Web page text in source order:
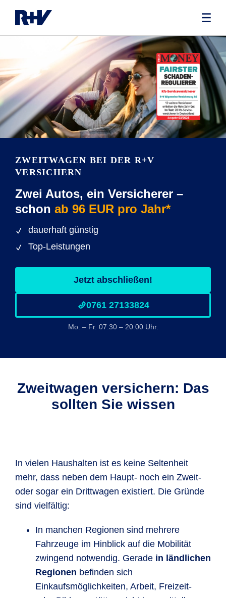
ZWEITWAGEN BEI DER R+V
VERSICHERN
Zwei Autos, ein Versicherer –
schon ab 96 EUR pro Jahr*
dauerhaft günstig
Top-Leistungen
Jetzt abschließen!
0761 27133824
Mo. – Fr. 07:30 – 20:00 Uhr.
Zweitwagen versichern: Das
sollten Sie wissen
In vielen Haushalten ist es keine Seltenheit
mehr, dass neben dem Haupt- noch ein Zweit-
oder sogar ein Drittwagen existiert. Die Gründe
sind vielfältig:
In manchen Regionen sind mehrere
Fahrzeuge im Hinblick auf die Mobilität
zwingend notwendig. Gerade in ländlichen
Regionen befinden sich
Einkaufsmöglichkeiten, Arbeit, Freizeit-